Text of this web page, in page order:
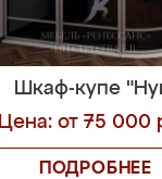
Шкаф-купе
Цена: от 75 000
ПОДРОБНЕЕ